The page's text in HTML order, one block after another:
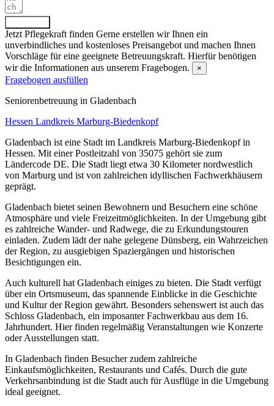
Jetzt Pflegekraft finden Gerne erstellen wir Ihnen ein
unverbindliches und kostenloses Preisangebot und machen Ihnen
Vorschläge für eine geeignete Betreuungskraft. Hierfür benötigen
wir die Informationen aus unserem Fragebogen.
×
Fragebogen ausfüllen
Senioren­betreuung in Gladenbach
Hessen Landkreis Marburg-Biedenkopf
Gladenbach ist eine Stadt im Landkreis Marburg-Biedenkopf in
Hessen. Mit einer Postleitzahl von 35075 gehört sie zum
Ländercode DE. Die Stadt liegt etwa 30 Kilometer nordwestlich
von Marburg und ist von zahlreichen idyllischen Fachwerkhäusern
geprägt.
Gladenbach bietet seinen Bewohnern und Besuchern eine schöne
Atmosphäre und viele Freizeitmöglichkeiten. In der Umgebung gibt
es zahlreiche Wander- und Radwege, die zu Erkundungstouren
einladen. Zudem lädt der nahe gelegene Dünsberg, ein Wahrzeichen
der Region, zu ausgiebigen Spaziergängen und historischen
Besichtigungen ein.
Auch kulturell hat Gladenbach einiges zu bieten. Die Stadt verfügt
über ein Ortsmuseum, das spannende Einblicke in die Geschichte
und Kultur der Region gewährt. Besonders sehenswert ist auch das
Schloss Gladenbach, ein imposanter Fachwerkbau aus dem 16.
Jahrhundert. Hier finden regelmäßig Veranstaltungen wie Konzerte
oder Ausstellungen statt.
In Gladenbach finden Besucher zudem zahlreiche
Einkaufsmöglichkeiten, Restaurants und Cafés. Durch die gute
Verkehrsanbindung ist die Stadt auch für Ausflüge in die Umgebung
ideal geeignet.